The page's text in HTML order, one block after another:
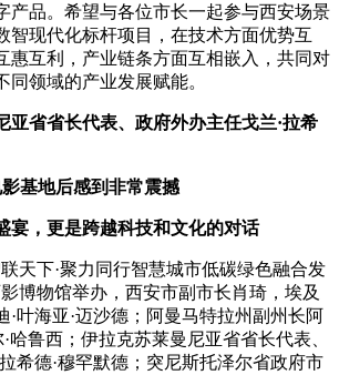
产品。希望与各位市长一起参与西安场景
智现代化标杆项目，在技术方面优势互
惠互利，产业链条方面互相嵌入，共同对
同领域的产业发展赋能。
亚省省长代表、政府外办主任戈兰·拉希
基地后感到非常震撼
宴，更是跨越科技和文化的对话
下·聚力同行智慧城市低碳绿色融合发
博物馆举办，西安市副市长肖琦，埃及
·叶海亚·迈沙德；阿曼马特拉州副州长阿
·哈鲁西；伊拉克苏莱曼尼亚省省长代表、
希德·穆罕默德；突尼斯托泽尔省政府市